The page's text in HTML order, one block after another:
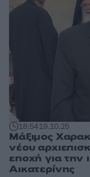
18:5419.10.25
Μάξιμος
νέου
εποχή για την
Αικατερίνης